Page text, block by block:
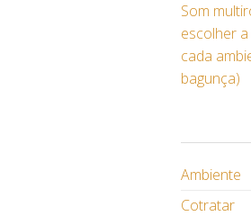
Som
escolher
cada
bagunça)
Ambiente
Cotratar